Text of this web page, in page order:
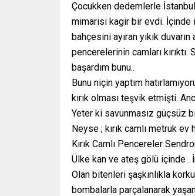
Çocukken dedemlerle
mimarisi kagir bir evdi. İçinde
bahçesini ayıran yıkık
pencerelerinin camları kırıktı.
başardım bunu..
Bunu niçin yaptım
kırık olması teşvik etmişti.
Yeter ki savunmasız güçsüz bi
Neyse ; kırık camlı metruk
Kırık Camlı Pencereler
Ülke kan ve ateş gölü içinde .
Olan bitenleri şaşkınlıkla
bombalarla parçalanarak